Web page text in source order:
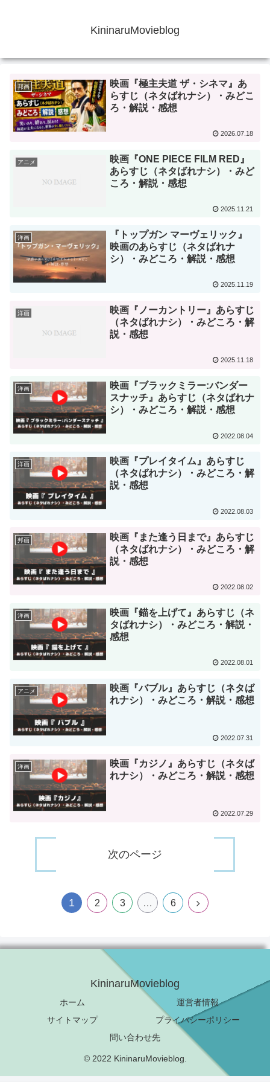
KininaruMovieblog
邦画
映画『極主夫道 ザ・シネマ』あ
らすじ（ネタばれナシ）・みどこ
ろ・解説・感想
2026.07.18
アニメ
映画『ONE PIECE FILM RED』
あらすじ（ネタばれナシ）・みど
ころ・解説・感想
2025.11.21
洋画
『トップガン マーヴェリック』
映画のあらすじ（ネタばれナ
シ）・みどころ・解説・感想
2025.11.19
洋画
映画『ノーカントリー』あらすじ
（ネタばれナシ）・みどころ・解
説・感想
2025.11.18
洋画
映画『ブラックミラー:バンダー
スナッチ』あらすじ（ネタばれナ
シ）・みどころ・解説・感想
2022.08.04
洋画
映画『プレイタイム』あらすじ
（ネタばれナシ）・みどころ・解
説・感想
2022.08.03
邦画
映画『また逢う日まで』あらすじ
（ネタばれナシ）・みどころ・解
説・感想
2022.08.02
洋画
映画『錨を上げて』あらすじ（ネ
タばれナシ）・みどころ・解説・
感想
2022.08.01
アニメ
映画『バブル』あらすじ（ネタば
れナシ）・みどころ・解説・感想
2022.07.31
洋画
映画『カジノ』あらすじ（ネタば
れナシ）・みどころ・解説・感想
2022.07.29
次のページ
1 2 3 … 6
KininaruMovieblog
ホーム
運営者情報
サイトマップ
プライバシーポリシー
問い合わせ先
© 2022 KininaruMovieblog.